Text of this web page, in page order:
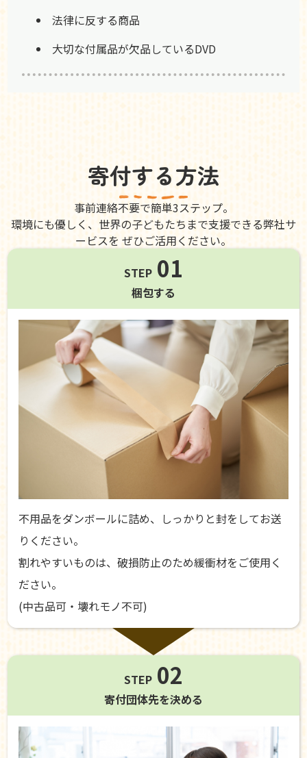
法律に反する商品
大切な付属品が欠品しているDVD
寄付する方法
事前連絡不要で簡単3ステップ。
環境にも優しく、世界の子どもたちまで支援できる弊社サ
ービスを ぜひご活用ください。
STEP 01
梱包する
不用品をダンボールに詰め、しっかりと封をしてお送
りください。
割れやすいものは、破損防止のため緩衝材をご使用く
ださい。
(中古品可・壊れモノ不可)
STEP 02
寄付団体先を決める